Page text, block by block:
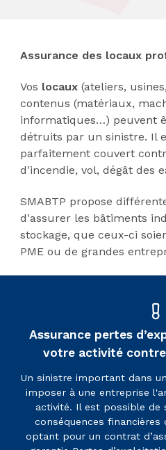
Assurance des locaux
Vos locaux(ateliers,
contenus (matériaux,
informatiques…) peuvent
détruits par un sinistre. Il
parfaitement couvert
d'incendie, vol, dégât des
SMABTP propose
d'assurer les bâtiments
stockage, que ceux-ci
PME ou de grandes
Assurance pertes
votre activité
Un sinistre important dans
imposer à une entreprise
activité. Il est possible de
conséquences financières
optant pour un contrat